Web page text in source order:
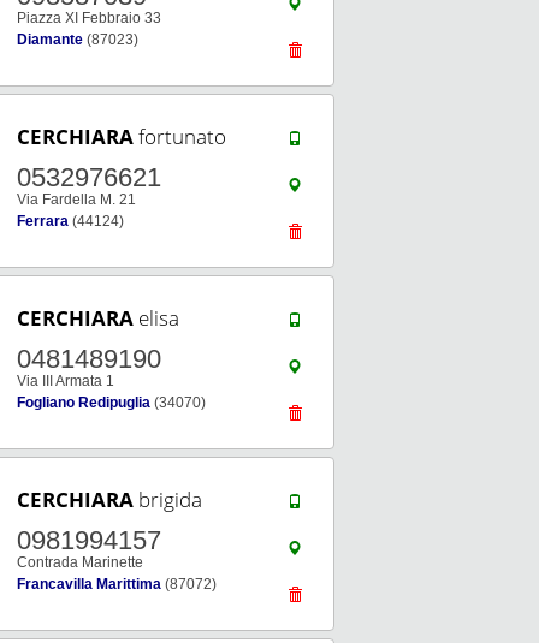
Piazza XI Febbraio 33
Diamante (87023)
CERCHIARAfortunato
0532976621
Via Fardella M. 21
Ferrara (44124)
CERCHIARA elisa
0481489190
Via III Armata 1
Fogliano Redipuglia (34070)
CERCHIARA brigida
0981994157
Contrada Marinette
Francavilla Marittima (87072)